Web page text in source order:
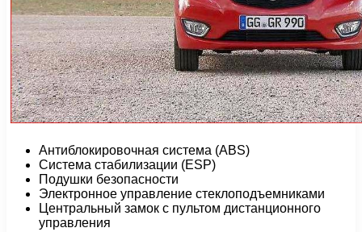
Антиблокировочная система (ABS)
Система стабилизации (ESP)
Подушки безопасности
Электронное управление стеклоподъемниками
Центральный замок с пультом дистанционного
управления